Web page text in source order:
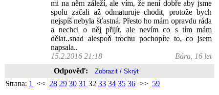
mi na něm záleží, ale vím, že není dobře aby jsme
spolu začali až odmaturuje chodit, protože bych
nejspíš nebyla šťastná. Přesto ho mám opravdu ráda
a nechci o něj přijít, ale nevím co s tím mám
dělat..snad alespoň trochu pochopíte to, co jsem
napsala..
15.2.2016 21:18
Bára, 16 let
Odpověď:
Strana: 1 << 28 29 30 31 32 33 34 35 36 >> 59